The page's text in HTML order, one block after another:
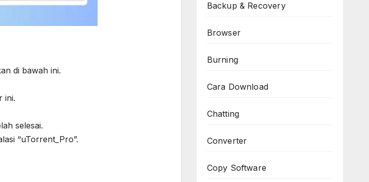
di bawah ini.
ini.
selesai.
“uTorrent_Pro”.
Backup & Recovery
Browser
Burning
Cara Download
Chatting
Converter
Copy Software